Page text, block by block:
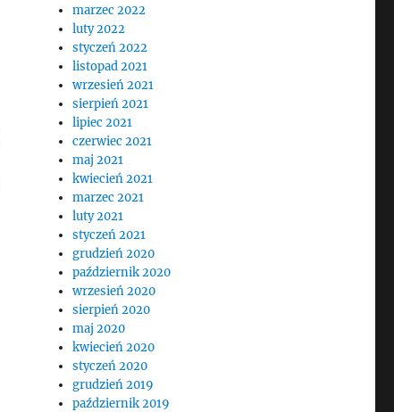
marzec 2022
luty 2022
styczeń 2022
listopad 2021
wrzesień 2021
sierpień 2021
lipiec 2021
czerwiec 2021
maj 2021
kwiecień 2021
marzec 2021
luty 2021
styczeń 2021
grudzień 2020
październik 2020
wrzesień 2020
sierpień 2020
maj 2020
kwiecień 2020
styczeń 2020
grudzień 2019
październik 2019